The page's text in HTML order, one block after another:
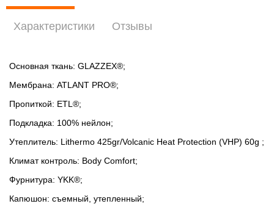
Характеристики Отзывы
Основная ткань: GLAZZEX®;
Мембрана: ATLANT PRO®;
Пропиткой: ETL®;
Подкладка: 100% нейлон;
Утеплитель: Lithermo 425gr/Volcanic Heat Protection (VHP) 60g ;
Климат контроль: Body Comfort;
Фурнитура: YKK®;
Капюшон: съемный, утепленный;